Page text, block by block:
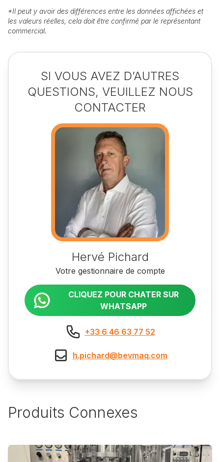
*Il peut y avoir des différences entre les données affichées et
les valeurs réelles, cela doit être confirmé par le représentant
commercial.
SI VOUS AVEZ D’AUTRES
QUESTIONS, VEUILLEZ NOUS
CONTACTER
Hervé Pichard
Votre gestionnaire de compte
CLIQUEZ POUR CHATER SUR
WHATSAPP
+33 6 46 63 77 52
h.pichard@bevmaq.com
Produits Connexes